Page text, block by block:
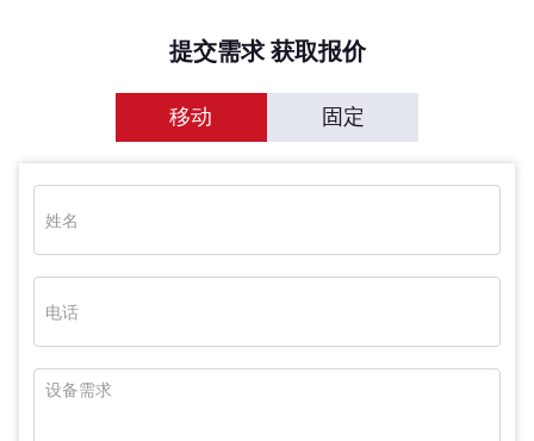
提交需求 获取报价
移动 固定